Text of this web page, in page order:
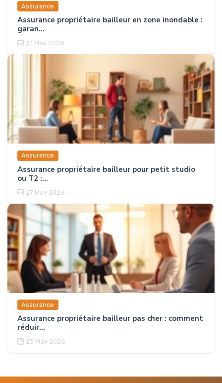
Assurance
Assurance propriétaire bailleur en zone inondable :
garan...
31 May 2026
Assurance
Assurance propriétaire bailleur pour petit studio
ou T2 :...
27 May 2026
Assurance
Assurance propriétaire bailleur pas cher : comment
réduir...
23 May 2026